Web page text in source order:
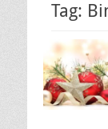
Tag: